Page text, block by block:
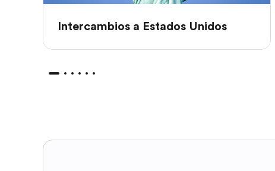
Intercambios a Estados Unidos